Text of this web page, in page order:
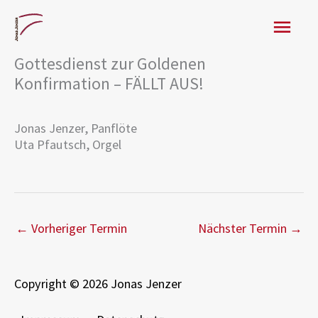
Inhalt
springen
Gottesdienst zur Goldenen
Konfirmation – FÄLLT AUS!
Jonas Jenzer, Panflöte
Uta Pfautsch, Orgel
← Vorheriger Termin Nächster Termin →
Copyright © 2026 Jonas Jenzer